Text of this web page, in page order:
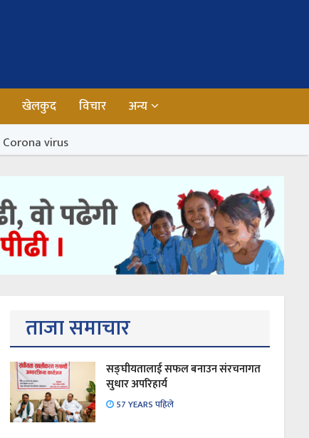
खेलकुद विचार अन्य
Corona virus
ताजा समाचार
सङ्घीयतालाई सफल बनाउन संरचनागत
सुधार अपरिहार्य
57 YEARS पहिले